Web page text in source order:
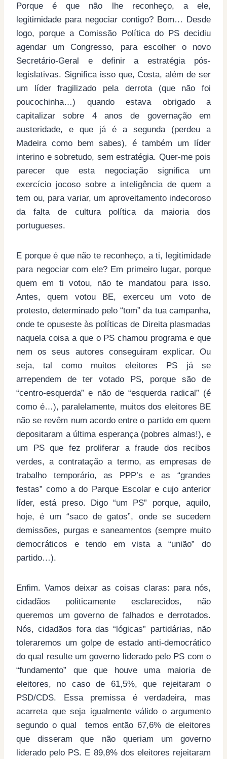
Porque é que não lhe reconheço, a ele,
legitimidade para negociar contigo? Bom… Desde
logo, porque a Comissão Política do PS decidiu
agendar um Congresso, para escolher o novo
Secretário-Geral e definir a estratégia pós-
legislativas. Significa isso que, Costa, além de ser
um líder fragilizado pela derrota (que não foi
poucochinha…) quando estava obrigado a
capitalizar sobre 4 anos de governação em
austeridade, e que já é a segunda (perdeu a
Madeira como bem sabes), é também um líder
interino e sobretudo, sem estratégia. Quer-me pois
parecer que esta negociação significa um
exercício jocoso sobre a inteligência de quem a
tem ou, para variar, um aproveitamento indecoroso
da falta de cultura política da maioria dos
portugueses.
E porque é que não te reconheço, a ti, legitimidade
para negociar com ele? Em primeiro lugar, porque
quem em ti votou, não te mandatou para isso.
Antes, quem votou BE, exerceu um voto de
protesto, determinado pelo “tom” da tua campanha,
onde te opuseste às políticas de Direita plasmadas
naquela coisa a que o PS chamou programa e que
nem os seus autores conseguiram explicar. Ou
seja, tal como muitos eleitores PS já se
arrependem de ter votado PS, porque são de
“centro-esquerda” e não de “esquerda radical” (é
como é…), paralelamente, muitos dos eleitores BE
não se revêm num acordo entre o partido em quem
depositaram a última esperança (pobres almas!), e
um PS que fez proliferar a fraude dos recibos
verdes, a contratação a termo, as empresas de
trabalho temporário, as PPP’s e as “grandes
festas” como a do Parque Escolar e cujo anterior
líder, está preso. Digo “um PS” porque, aquilo,
hoje, é um “saco de gatos”, onde se sucedem
demissões, purgas e saneamentos (sempre muito
democráticos e tendo em vista a “união” do
partido…).
Enfim. Vamos deixar as coisas claras: para nós,
cidadãos politicamente esclarecidos, não
queremos um governo de falhados e derrotados.
Nós, cidadãos fora das “lógicas” partidárias, não
toleraremos um golpe de estado anti-democrático
do qual resulte um governo liderado pelo PS com o
“fundamento” que que houve uma maioria de
eleitores, no caso de 61,5%, que rejeitaram o
PSD/CDS. Essa premissa é verdadeira, mas
acarreta que seja igualmente válido o argumento
segundo o qual temos então 67,6% de eleitores
que disseram que não queriam um governo
liderado pelo PS. E 89,8% dos eleitores rejeitaram